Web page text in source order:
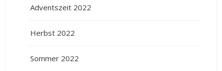
Adventszeit 2022
Herbst 2022
Sommer 2022